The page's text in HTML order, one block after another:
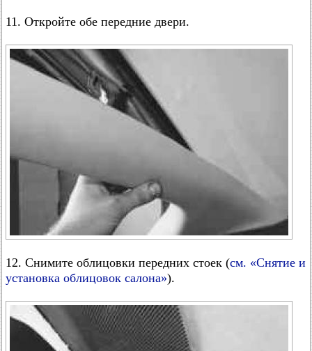
11. Откройте обе передние двери.
12. Снимите облицовки передних стоек (см. «Снятие и
установка облицовок салона»).